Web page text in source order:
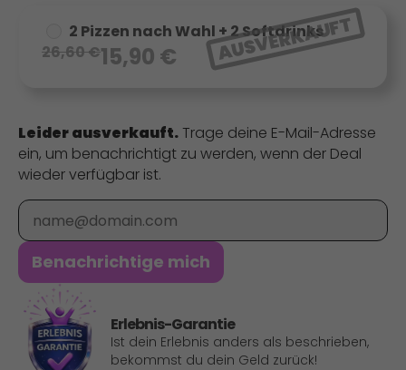
2 Pizzen nach Wahl + 2 Softdrinks
26,60€15,90 € AUSVERKAUFT
Leider ausverkauft. Trage deine E-Mail-Adresse
ein, um benachrichtigt zu werden, wenn der Deal
wieder verfügbar ist.
E-Mail
Benachrichtige mich
Erlebnis-Garantie
Ist dein Erlebnis anders als beschrieben,
bekommst du dein Geld zurück!